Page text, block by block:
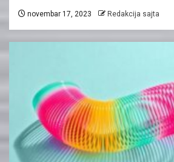
novembar 17, 2023 Redakcija sajta